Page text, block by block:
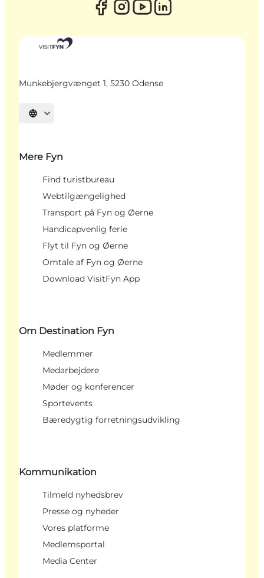
Munkebjergvænget 1, 5230 Odense
Vælg sprog
Mere Fyn
Find turistbureau
Webtilgængelighed
Transport på Fyn og Øerne
Handicapvenlig ferie
Flyt til Fyn og Øerne
Omtale af Fyn og Øerne
Download VisitFyn App
Om Destination Fyn
Medlemmer
Medarbejdere
Møder og konferencer
Sportevents
Bæredygtig forretningsudvikling
Kommunikation
Tilmeld nyhedsbrev
Presse og nyheder
Vores platforme
Medlemsportal
Media Center